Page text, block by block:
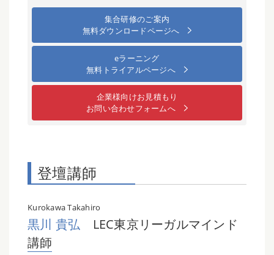
集合研修のご案内
無料ダウンロードページへ
eラーニング
無料トライアルページへ
企業様向けお見積もり
お問い合わせフォームへ
登壇講師
Kurokawa Takahiro
黒川 貴弘 LEC東京リーガルマインド
講師